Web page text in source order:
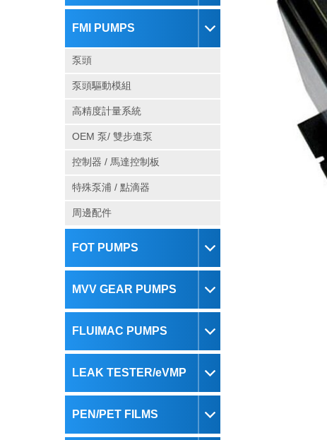
FMI PUMPS
泵頭
泵頭驅動模組
高精度計量系統
OEM 泵/ 雙步進泵
控制器 / 馬達控制板
特殊泵浦 / 點滴器
周邊配件
FOT PUMPS
MVV GEAR PUMPS
FLUIMAC PUMPS
LEAK TESTER/eVMP
PEN/PET FILMS